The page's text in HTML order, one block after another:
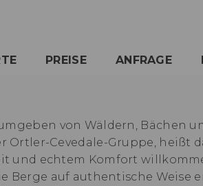
PREISE ANFRAGE
von Wäldern, Bächen
Ortler-Cevedale-Gruppe, heißt
und echtem Komfort
Berge auf authentische Weise